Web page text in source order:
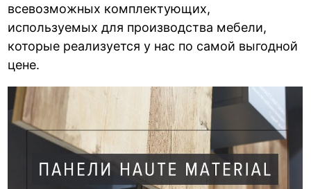
всевозможных комплектующих,
используемых для производства мебели,
которые реализуется у нас по самой выгодной
цене.